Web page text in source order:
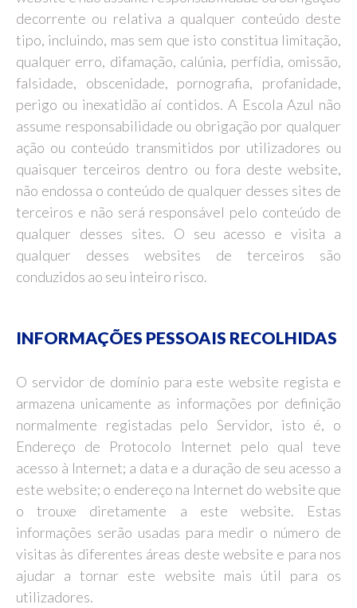
decorrente ou relativa a qualquer conteúdo deste
tipo, incluindo, mas sem que isto constitua limitação,
qualquer erro, difamação, calúnia, perfídia, omissão,
falsidade, obscenidade, pornografia, profanidade,
perigo ou inexatidão aí contidos. A Escola Azul não
assume responsabilidade ou obrigação por qualquer
ação ou conteúdo transmitidos por utilizadores ou
quaisquer terceiros dentro ou fora deste website,
não endossa o conteúdo de qualquer desses sites de
terceiros e não será responsável pelo conteúdo de
qualquer desses sites. O seu acesso e visita a
qualquer desses websites de terceiros são
conduzidos ao seu inteiro risco.
INFORMAÇÕES PESSOAIS RECOLHIDAS
O servidor de domínio para este website regista e
armazena unicamente as informações por definição
normalmente registadas pelo Servidor, isto é, o
Endereço de Protocolo Internet pelo qual teve
acesso à Internet; a data e a duração de seu acesso a
este website; o endereço na Internet do website que
o trouxe diretamente a este website. Estas
informações serão usadas para medir o número de
visitas às diferentes áreas deste website e para nos
ajudar a tornar este website mais útil para os
utilizadores.